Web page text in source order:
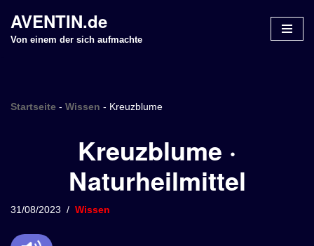
Z
n
p
i
AVENTIN.de
Von einem der sich aufmachte
Startseite - Wissen - Kreuzblume
Kreuzblume ·
Naturheilmittel
31/08/2023 Wissen